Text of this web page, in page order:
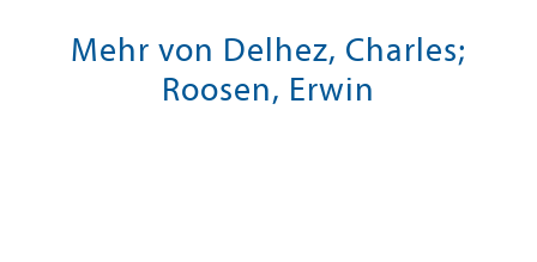
Mehr von Delhez, Charles;
Roosen, Erwin